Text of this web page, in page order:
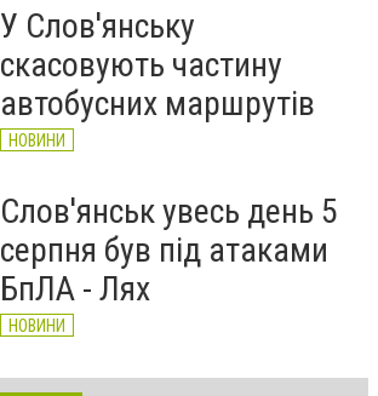
У Слов'янську
скасовують частину
автобусних маршрутів
НОВИНИ
Слов'янськ увесь день 5
серпня був під атаками
БпЛА - Лях
НОВИНИ